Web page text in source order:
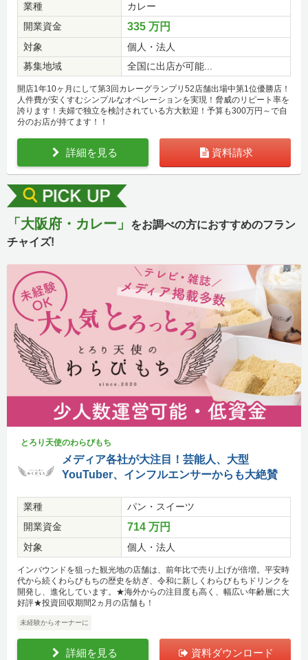
業種
カレー
開業資金
335 万円
対象
個人・法人
募集地域
全国に出店が可能...
開店1年10ヶ月にして第3回カレーグランプリ52店舗出場中第1位優勝店！
人件費が安くすむシンプルなオペレーションを実現！脅威のリピート率を
誇ります！夫婦で独立を検討されている方大歓迎！予算も300万円～で自
分のお店が持てます！！
詳細を見る 資料請求
「大阪府・カレー」
をお調べの方におすすめのフラン
チャイズ!
とろり天使のわらびもち
メディア各社が大注目！芸能人、大型
YouTuber、インフルエンサーからも大絶賛
業種
パン・スイーツ
開業資金
714 万円
対象 個人・法人
インバウンドを狙った観光地の店舗は、前年比で売り上げが倍増。平安時
代から続くわらびもちの歴史を紡ぎ、令和に新しくわらびもちドリンクを
開発し、進化しています。★海外からの注目度も高く、幅広い年齢層に大
好評★投資回収期間2ヵ月の店舗も！
未経験からオーナーに
詳細を見る 資料ダウンロード